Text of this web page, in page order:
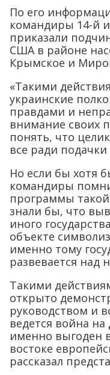
По его
командиры 14-й
приказали
США в районе
Крымское и
«Такими
украинские
правдами и
внимание своих
понять, что
все ради
Но если бы хотя
командиры
программы
знали бы, что
иного
объекте
именно тому
развевается над
Такими
открыто
руководством и
ведется война
именно выгоден
востоке
рассказал